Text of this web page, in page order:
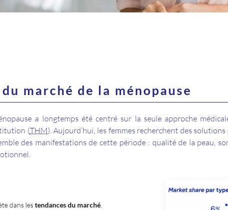
marché de la ménopause
a longtemps été centré sur la seule approche
(THM). Aujourd’hui, les femmes recherchent des
des manifestations de cette période : qualité de la peau,
dans lestendances du marché